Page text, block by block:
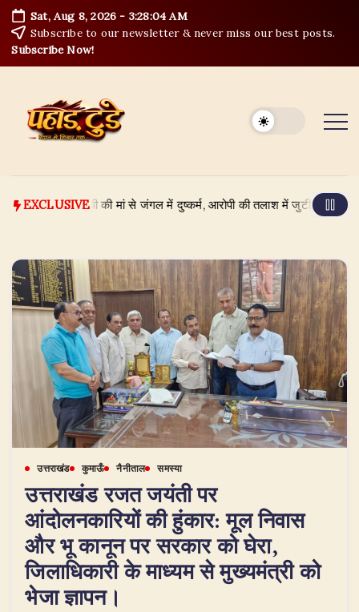
Skip
to
content
Sat, Aug 8, 2026 - 3:28:05 AM
Subscribe to our newsletter & never miss our best posts.
Subscribe Now!
EXCLUSIVE
माह की बच्ची की मां से जंगल में दुष्कर्म, आरोपी की तलाश में जुटी पुलिस
उत्तराखंड कुमाऊँ नैनीताल समस्या
उत्तराखंड रजत जयंती पर
आंदोलनकारियों की हुंकार: मूल निवास
और भू कानून पर सरकार को घेरा,
जिलाधिकारी के माध्यम से मुख्यमंत्री को
भेजा ज्ञापन।